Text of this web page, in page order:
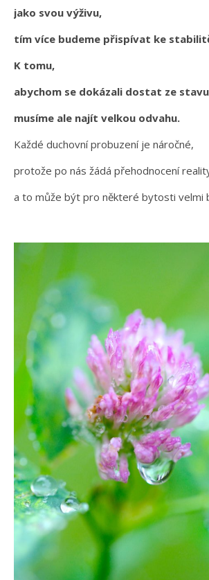
jako svou výživu,
tím více budeme přispívat ke
K tomu,
abychom se dokázali dostat ze
musíme ale najít velkou odvahu.
Každé duchovní probuzení je náročné,
protože po nás žádá přehodnocení
a to může být pro některé bytosti velmi